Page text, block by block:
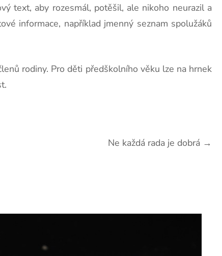
text, aby rozesmál, potěšil, ale nikoho neurazil a
informace, například jmenný seznam spolužáků
rodiny. Pro děti předškolního věku lze na hrnek
Ne každá rada je dobrá →